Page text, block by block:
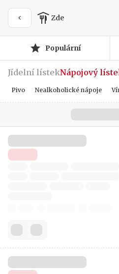
Zde
Populární
Jídelní lístekNápojový
Pivo Nealkoholické nápoje